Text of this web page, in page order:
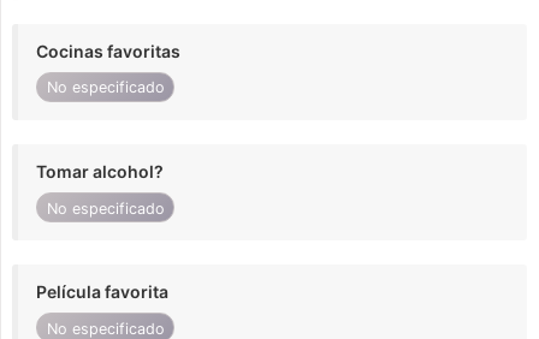
Cocinas favoritas
No especificado
Tomar alcohol?
No especificado
Película favorita
No especificado